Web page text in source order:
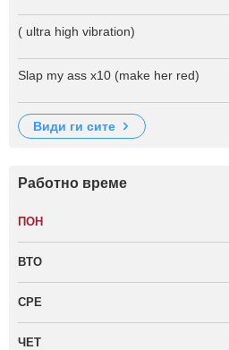
( ultra high vibration)
Slap my ass x10 (make her red)
види ги сите
Работно време
ПОН
ВТО
СРЕ
ЧЕТ